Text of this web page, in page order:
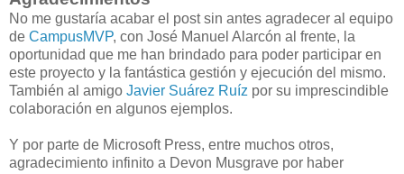
No me gustaría acabar el post sin antes agradecer al equipo
de CampusMVP, con José Manuel Alarcón al frente, la
oportunidad que me han brindado para poder participar en
este proyecto y la fantástica gestión y ejecución del mismo.
También al amigo Javier Suárez Ruíz por su imprescindible
colaboración en algunos ejemplos.
Y por parte de Microsoft Press, entre muchos otros,
agradecimiento infinito a Devon Musgrave por haber